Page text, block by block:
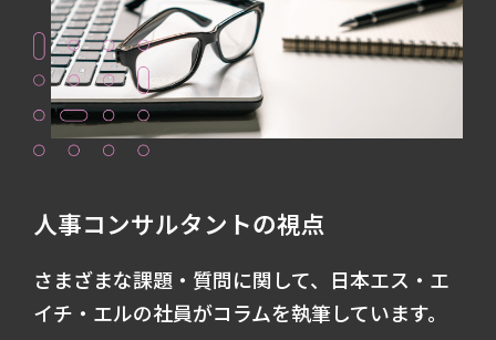
人事コンサルタントの視点
さまざまな課題・質問に関して、日本エス・エ
イチ・エルの社員がコラムを執筆しています。